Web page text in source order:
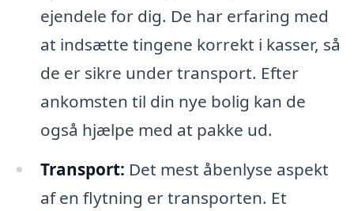
ejendele for dig. De har erfaring med
at indsætte tingene korrekt i kasser, så
de er sikre under transport. Efter
ankomsten til din nye bolig kan de
også hjælpe med at pakke ud.
Transport: Det mest åbenlyse aspekt
af en flytning er transporten. Et